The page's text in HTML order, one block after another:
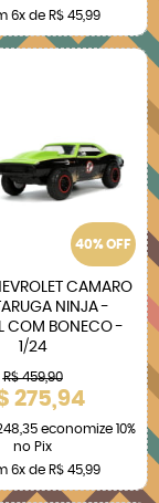
6xde R$ 45,99
40% OFF
CAMARO
NINJA -
COM BONECO -
1/24
R$ 459,90
275,94
economize 10%
no Pix
6xde R$ 45,99